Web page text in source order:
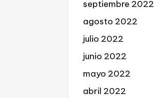
septiembre 2022
agosto 2022
julio 2022
junio 2022
mayo 2022
abril 2022